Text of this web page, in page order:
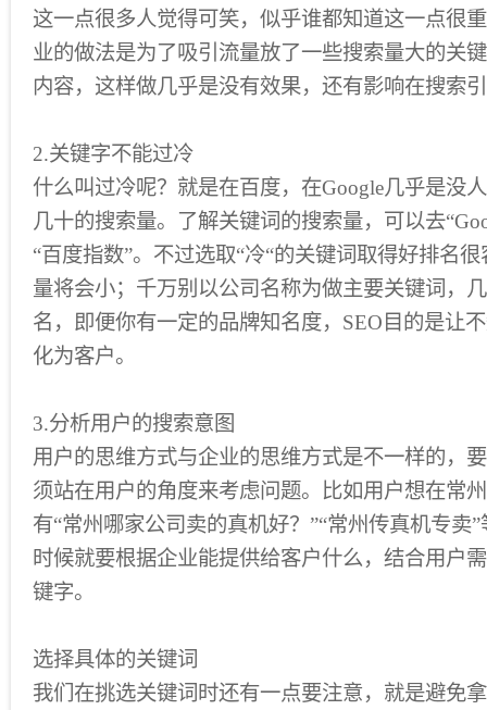
这一点很多人觉得可笑，似乎谁都知道这一点很
业的做法是为了吸引流量放了一些搜索量大的关
内容，这样做几乎是没有效果，还有影响在搜索
2.关键字不能过冷
什么叫过冷呢？就是在百度，在Google几乎是没
几十的搜索量。了解关键词的搜索量，可以去
“百度指数”。不过选取“冷“的关键词取得好排名
量将会小；千万别以公司名称为做主要关键词，
名，即便你有一定的品牌知名度，SEO目的是让
化为客户。
3.分析用户的搜索意图
用户的思维方式与企业的思维方式是不一样的，
须站在用户的角度来考虑问题。比如用户想在常
有“常州哪家公司卖的真机好？”“常州传真机专卖
时候就要根据企业能提供给客户什么，结合用户
键字。
选择具体的关键词
我们在挑选关键词时还有一点要注意，就是避免